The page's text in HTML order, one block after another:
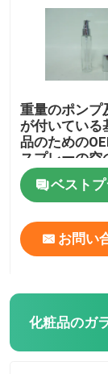
家へ
わたしたち
重量のポンプ
が付いている
品のための
スプレーの空
ビン
ベスト
お問い
化粧品のガ